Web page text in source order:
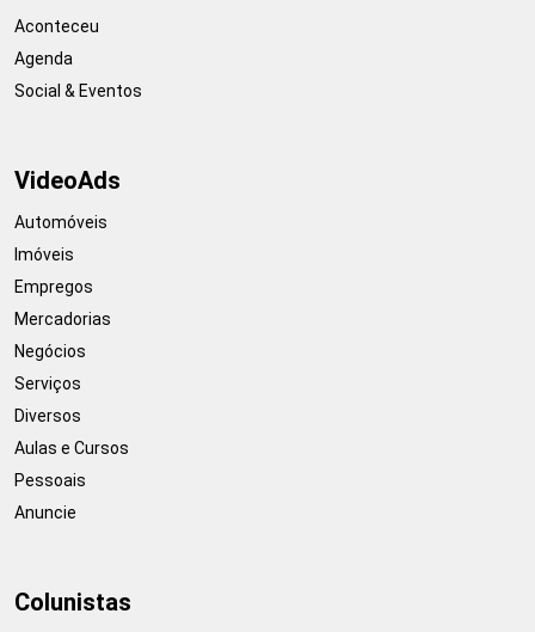
Aconteceu
Agenda
Social & Eventos
VideoAds
Automóveis
Imóveis
Empregos
Mercadorias
Negócios
Serviços
Diversos
Aulas e Cursos
Pessoais
Anuncie
Colunistas